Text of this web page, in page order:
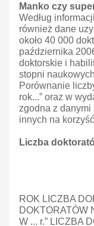
Manko czy
Według
również dane
około 40 000
października
doktorskie i
stopni
Porównanie
rok...” oraz w
zgodna z
innych na
Liczba
ROK LICZBA
DOKTORATÓW
W ... r.” LICZBA